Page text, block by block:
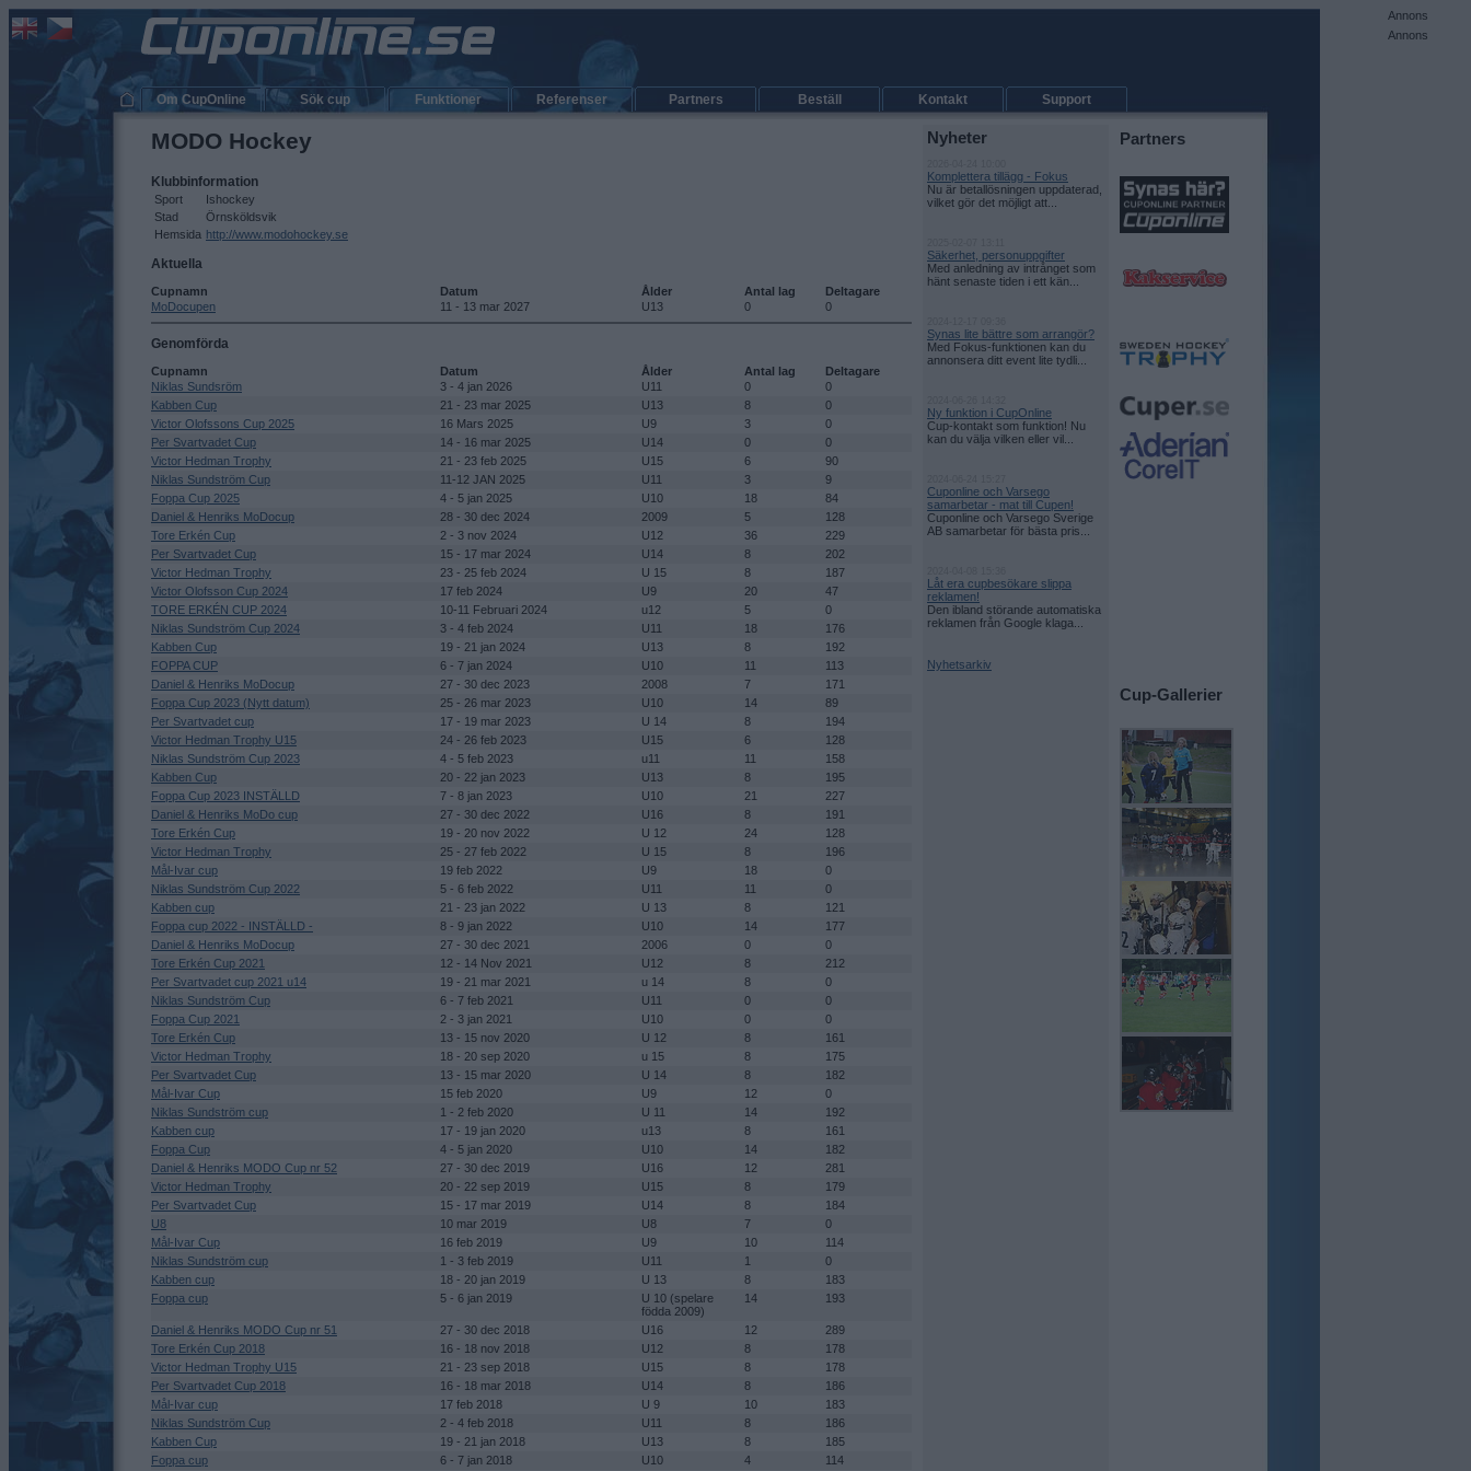
Om CupOnline Sök cup Funktioner Referenser Partners Beställ Kontakt Support
Annons
Annons
MODO Hockey
Klubbinformation
Sport
Ishockey
Stad
Örnsköldsvik
Hemsida http://www.modohockey.se
Aktuella
Cupnamn Datum Ålder Antal lag
Deltagare
MoDocupen
11 - 13 mar 2027 U13 0 0
Genomförda
Cupnamn Datum Ålder Antal lag
Deltagare
Niklas Sundsröm
3 - 4 jan 2026 U11 0
0
Kabben Cup
21 - 23 mar 2025 U13 8
0
Victor Olofssons Cup 2025
16 Mars 2025 U9 3
0
Per Svartvadet Cup
14 - 16 mar 2025 U14 0
0
Victor Hedman Trophy
21 - 23 feb 2025 U15 6
90
Niklas Sundström Cup
11-12 JAN 2025 U11 3
9
Foppa Cup 2025
4 - 5 jan 2025 U10 18
84
Daniel & Henriks MoDocup
28 - 30 dec 2024 2009 5
128
Tore Erkén Cup
2 - 3 nov 2024 U12 36
229
Per Svartvadet Cup
15 - 17 mar 2024 U14 8
202
Victor Hedman Trophy
23 - 25 feb 2024 U 15 8
187
Victor Olofsson Cup 2024
17 feb 2024 U9 20
47
TORE ERKÉN CUP 2024
10-11 Februari 2024 u12 5
0
Niklas Sundström Cup 2024
3 - 4 feb 2024 U11 18
176
Kabben Cup
19 - 21 jan 2024 U13 8
192
FOPPA CUP
6 - 7 jan 2024 U10 11
113
Daniel & Henriks MoDocup
27 - 30 dec 2023 2008 7
171
Foppa Cup 2023 (Nytt datum)
25 - 26 mar 2023 U10 14
89
Per Svartvadet cup
17 - 19 mar 2023 U 14 8
194
Victor Hedman Trophy U15
24 - 26 feb 2023 U15 6
128
Niklas Sundström Cup 2023
4 - 5 feb 2023 u11 11
158
Kabben Cup
20 - 22 jan 2023 U13 8
195
Foppa Cup 2023 INSTÄLLD
7 - 8 jan 2023 U10 21
227
Daniel & Henriks MoDo cup
27 - 30 dec 2022 U16 8
191
Tore Erkén Cup
19 - 20 nov 2022 U 12 24
128
Victor Hedman Trophy
25 - 27 feb 2022 U 15 8
196
Mål-Ivar cup
19 feb 2022 U9 18
0
Niklas Sundström Cup 2022
5 - 6 feb 2022 U11 11
0
Kabben cup
21 - 23 jan 2022 U 13 8
121
Foppa cup 2022 - INSTÄLLD -
8 - 9 jan 2022 U10 14
177
Daniel & Henriks MoDocup
27 - 30 dec 2021 2006 0
0
Tore Erkén Cup 2021
12 - 14 Nov 2021 U12 8
212
Per Svartvadet cup 2021 u14
19 - 21 mar 2021 u 14 8
0
Niklas Sundström Cup
6 - 7 feb 2021 U11 0
0
Foppa Cup 2021
2 - 3 jan 2021 U10 0
0
Tore Erkén Cup
13 - 15 nov 2020 U 12 8
161
Victor Hedman Trophy
18 - 20 sep 2020 u 15 8
175
Per Svartvadet Cup
13 - 15 mar 2020 U 14 8
182
Mål-Ivar Cup
15 feb 2020 U9 12
0
Niklas Sundström cup
1 - 2 feb 2020 U 11 14
192
Kabben cup
17 - 19 jan 2020 u13 8
161
Foppa Cup
4 - 5 jan 2020 U10 14
182
Daniel & Henriks MODO Cup nr 52
27 - 30 dec 2019 U16 12
281
Victor Hedman Trophy
20 - 22 sep 2019 U15 8
179
Per Svartvadet Cup
15 - 17 mar 2019 U14 8
184
U8
10 mar 2019 U8 7
0
Mål-Ivar Cup
16 feb 2019 U9 10
114
Niklas Sundström cup
1 - 3 feb 2019 U11 1
0
Kabben cup
18 - 20 jan 2019 U 13 8
183
Foppa cup
5 - 6 jan 2019
U 10 (spelare
födda 2009)
14 193
Daniel & Henriks MODO Cup nr 51 27 - 30 dec 2018 U16 12
289
Tore Erkén Cup 2018
16 - 18 nov 2018 U12 8
178
Victor Hedman Trophy U15
21 - 23 sep 2018 U15 8
178
Per Svartvadet Cup 2018
16 - 18 mar 2018 U14 8
186
Mål-Ivar cup
17 feb 2018 U 9 10
183
Niklas Sundström Cup
2 - 4 feb 2018 U11 8
186
Kabben Cup
19 - 21 jan 2018 U13 8
185
Foppa cup
6 - 7 jan 2018 U10 4
114
Nyheter
Komplettera tillägg - Fokus
Nu är betallösningen uppdaterad,
vilket gör det möjligt att...
Säkerhet, personuppgifter
Med anledning av intrånget som
hänt senaste tiden i ett kän...
Synas lite bättre som arrangör?
Med Fokus-funktionen kan du
annonsera ditt event lite tydli...
Ny funktion i CupOnline
Cup-kontakt som funktion! Nu
kan du välja vilken eller vil...
Cuponline och Varsego
samarbetar - mat till Cupen!
Cuponline och Varsego Sverige
AB samarbetar för bästa pris...
Låt era cupbesökare slippa
reklamen!
Den ibland störande automatiska
reklamen från Google klaga...
Nyhetsarkiv
Partners
Cup-Gallerier